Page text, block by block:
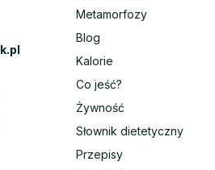
Metamorfozy
Blog
Kalorie
Co jeść?
Żywność
Słownik dietetyczny
Przepisy